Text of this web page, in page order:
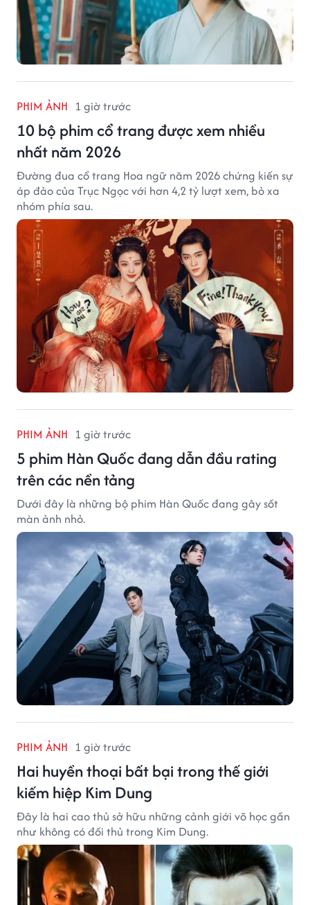
PHIM ẢNH 1 giờ trước
10 bộ phim cổ trang được xem nhiều
nhất năm 2026
Đường đua cổ trang Hoa ngữ năm 2026 chứng kiến sự
áp đảo của Trục Ngọc với hơn 4,2 tỷ lượt xem, bỏ xa
nhóm phía sau.
PHIM ẢNH 1 giờ trước
5 phim Hàn Quốc đang dẫn đầu rating
trên các nền tảng
Dưới đây là những bộ phim Hàn Quốc đang gây sốt
màn ảnh nhỏ.
PHIM ẢNH 1 giờ trước
Hai huyền thoại bất bại trong thế giới
kiếm hiệp Kim Dung
Đây là hai cao thủ sở hữu những cảnh giới võ học gần
như không có đối thủ trong Kim Dung.